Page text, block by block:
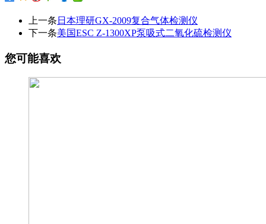
上一条 日本理研GX-2009复合气体检测仪
下一条美国ESC Z-1300XP泵吸式二氧化硫检测仪
您可能喜欢